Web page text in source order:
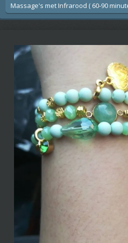
Massage's met Infrarood ( 60-90